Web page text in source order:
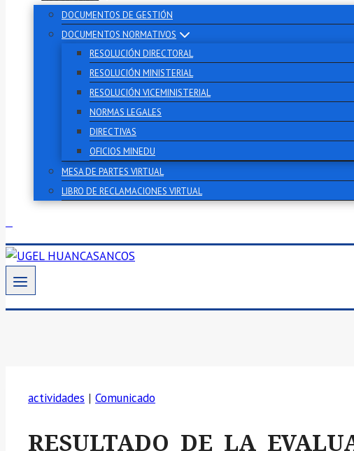
DOCUMENTOS DE GESTIÓN
DOCUMENTOS NORMATIVOS
RESOLUCIÓN DIRECTORAL
RESOLUCIÓN MINISTERIAL
RESOLUCIÓN VICEMINISTERIAL
NORMAS LEGALES
DIRECTIVAS
OFICIOS MINEDU
MESA DE PARTES VIRTUAL
LIBRO DE RECLAMACIONES VIRTUAL
actividades | Comunicado
RESULTADO DE LA